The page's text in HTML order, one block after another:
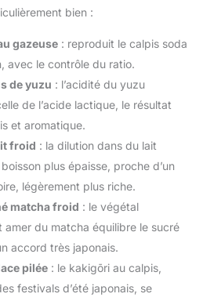
bien :
gazeuse : reproduit le calpis soda
avec le contrôle du ratio.
de yuzu : l’acidité du yuzu
de l’acide lactique, le résultat
et aromatique.
froid : la dilution dans du lait
plus épaisse, proche d’un
légèrement plus riche.
matcha froid : le végétal
amer du matcha équilibre le sucré
accord très japonais.
pilée : le kakigōri au calpis,
festivals d’été japonais, se